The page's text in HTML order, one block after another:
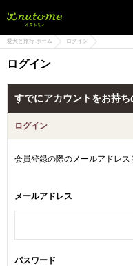
愛犬と旅行 ホーム ログイン
ログイン
すでにアカウントをお持ち
ログイン
会員登録の際のメールアドレス
メールアドレス
パスワード